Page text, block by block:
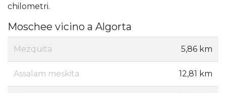
chilometri.
Moschee vicino a Algorta
Mezquita 5,86 km
Assalam meskita 12,81 km